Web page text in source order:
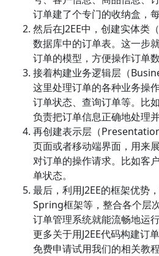
订单建了个专门的收纳盒，
然后在J2EE中，创建实体类
数据库中的订单表。这一步
订单的模型，方便操作订单数
接着构建业务逻辑层（
这里处理订单的各种业务操
订单状态、查询订单等。比
负责把订单信息正确地处理
再创建表示层（
页面或者移动端界面，用来
对订单的操作请求。比如客
单状态。
最后，利用J2EE的框架优势
Spring框架等，整合各个层
订单管理系统就能流畅地运
更多关于用J2EE代码构建订
免费申请试用我们的相关教程